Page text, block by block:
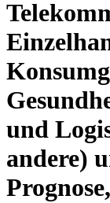
und
andere)